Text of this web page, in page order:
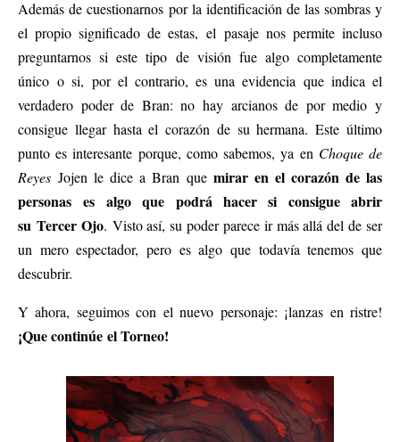
Además de cuestionarnos por la identificación de las sombras y
el propio significado de estas, el pasaje nos permite incluso
preguntarnos si este tipo de visión fue algo completamente
único o si, por el contrario, es una evidencia que indica el
verdadero poder de Bran: no hay arcianos de por medio y
consigue llegar hasta el corazón de su hermana. Este último
punto es interesante porque, como sabemos, ya en Choque de
Reyes Jojen le dice a Bran que mirar en el corazón de las
personas es algo que podrá hacer si consigue abrir
su Tercer Ojo. Visto así, su poder parece ir más allá del de ser
un mero espectador, pero es algo que todavía tenemos que
descubrir.
Y ahora, seguimos con el nuevo personaje: ¡lanzas en ristre!
¡Que continúe el Torneo!